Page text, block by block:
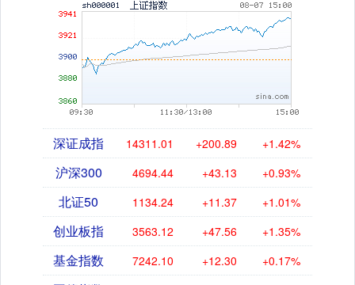
深证成指 14311.01 +200.89 +1.42%
沪深300 4694.44 +43.13 +0.93%
北证50 1134.24 +11.37 +1.01%
创业板指 3563.12 +47.56 +1.35%
基金指数 7242.10 +12.30 +0.17%